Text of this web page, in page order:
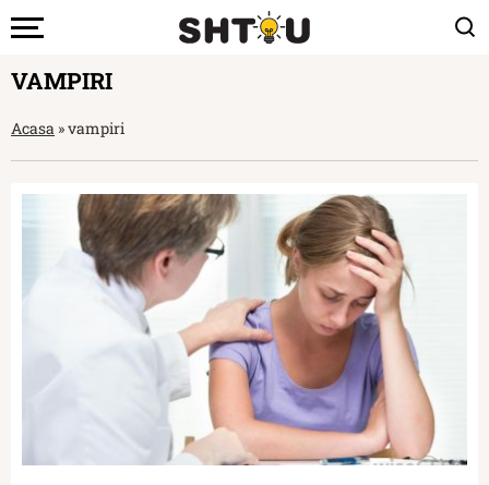
VAMPIRI
Acasa »vampiri